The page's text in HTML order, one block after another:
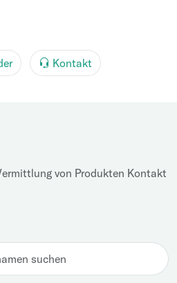
Kontakt
von Produkten Kontakt